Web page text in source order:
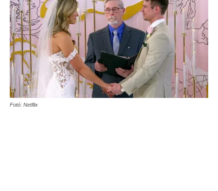
Fotó: Netflix